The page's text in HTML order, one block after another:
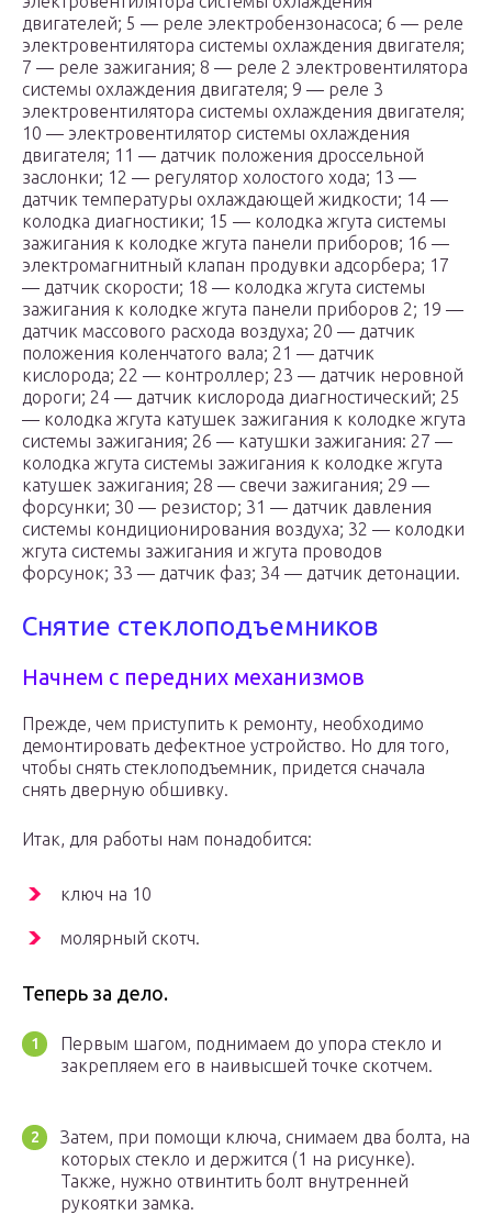
двигателей; 5 — реле электробензонасоса; 6 — реле
электровентилятора системы охлаждения двигателя;
7 — реле зажигания; 8 — реле 2 электровентилятора
системы охлаждения двигателя; 9 — реле 3
электровентилятора системы охлаждения двигателя;
10 — электровентилятор системы охлаждения
двигателя; 11 — датчик положения дроссельной
заслонки; 12 — регулятор холостого хода; 13 —
датчик температуры охлаждающей жидкости; 14 —
колодка диагностики; 15 — колодка жгута системы
зажигания к колодке жгута панели приборов; 16 —
электромагнитный клапан продувки адсорбера; 17
— датчик скорости; 18 — колодка жгута системы
зажигания к колодке жгута панели приборов 2; 19 —
датчик массового расхода воздуха; 20 — датчик
положения коленчатого вала; 21 — датчик
кислорода; 22 — контроллер; 23 — датчик неровной
дороги; 24 — датчик кислорода диагностический; 25
— колодка жгута катушек зажигания к колодке жгута
системы зажигания; 26 — катушки зажигания: 27 —
колодка жгута системы зажигания к колодке жгута
катушек зажигания; 28 — свечи зажигания; 29 —
форсунки; 30 — резистор; 31 — датчик давления
системы кондиционирования воздуха; 32 — колодки
жгута системы зажигания и жгута проводов
форсунок; 33 — датчик фаз; 34 — датчик детонации.
Снятие стеклоподъемников
Начнем с передних механизмов
Прежде, чем приступить к ремонту, необходимо
демонтировать дефектное устройство. Но для того,
чтобы снять стеклоподъемник, придется сначала
снять дверную обшивку.
Итак, для работы нам понадобится:
ключ на 10
молярный скотч.
Теперь за дело.
Первым шагом, поднимаем до упора стекло и
закрепляем его в наивысшей точке скотчем.
Затем, при помощи ключа, снимаем два болта, на
которых стекло и держится (1 на рисунке).
Также, нужно отвинтить болт внутренней
рукоятки замка.